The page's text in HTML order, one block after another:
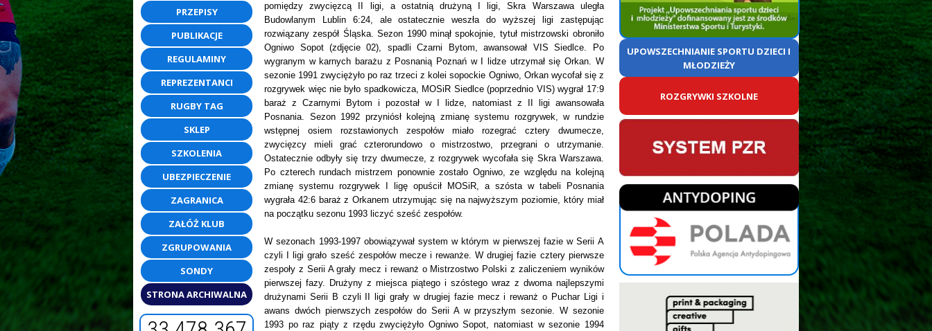
PRZEPISY
PUBLIKACJE
REGULAMINY
REPREZENTANCI
RUGBY TAG
SKLEP
SZKOLENIA
UBEZPIECZENIE
ZAGRANICA
ZAŁÓŻ KLUB
ZGRUPOWANIA
SONDY
STRONA ARCHIWALNA
pomiędzy zwycięzcą II ligi, a ostatnią drużyną I ligi, Skra Warszawa uległa
Budowlanym Lublin 6:24, ale ostatecznie weszła do wyższej ligi zastępując
rozwiązany zespół Śląska. Sezon 1990 minął spokojnie, tytuł mistrzowski obroniło
Ogniwo Sopot (zdjęcie 02), spadli Czarni Bytom, awansował VIS Siedlce. Po
wygranym w karnych barażu z Posnanią Poznań w I lidze utrzymał się Orkan. W
sezonie 1991 zwyciężyło po raz trzeci z kolei sopockie Ogniwo, Orkan wycofał się z
rozgrywek więc nie było spadkowicza, MOSiR Siedlce (poprzednio VIS) wygrał 17:9
baraż z Czarnymi Bytom i pozostał w I lidze, natomiast z II ligi awansowała
Posnania. Sezon 1992 przyniósł kolejną zmianę systemu rozgrywek, w rundzie
wstępnej osiem rozstawionych zespołów miało rozegrać cztery dwumecze,
zwycięzcy mieli grać czterorundowo o mistrzostwo, przegrani o utrzymanie.
Ostatecznie odbyły się trzy dwumecze, z rozgrywek wycofała się Skra Warszawa.
Po czterech rundach mistrzem ponownie zostało Ogniwo, ze względu na kolejną
zmianę systemu rozgrywek I ligę opuścił MOSiR, a szósta w tabeli Posnania
wygrała 42:6 baraż z Orkanem utrzymując się na najwyższym poziomie, który miał
na początku sezonu 1993 liczyć sześć zespołów.
W sezonach 1993-1997 obowiązywał system w którym w pierwszej fazie w Serii A
czyli I ligi grało sześć zespołów mecze i rewanże. W drugiej fazie cztery pierwsze
zespoły z Serii A grały mecz i rewanż o Mistrzostwo Polski z zaliczeniem wyników
pierwszej fazy. Drużyny z miejsca piątego i szóstego wraz z dwoma najlepszymi
drużynami Serii B czyli II ligi grały w drugiej fazie mecz i rewanż o Puchar Ligi i
awans dwóch pierwszych zespołów do Serii A w przyszłym sezonie. W sezonie
1993 po raz piąty z rzędu zwyciężyło Ogniwo Sopot, natomiast w sezonie 1994
UPOWSZECHNIANIE SPORTU DZIECI I
MŁODZIEŻY
ROZGRYWKI SZKOLNE